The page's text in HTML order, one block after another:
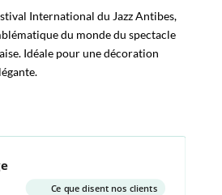
International du Jazz Antibes,
du monde du spectacle
Idéale pour une décoration
Ce que disent nos clients